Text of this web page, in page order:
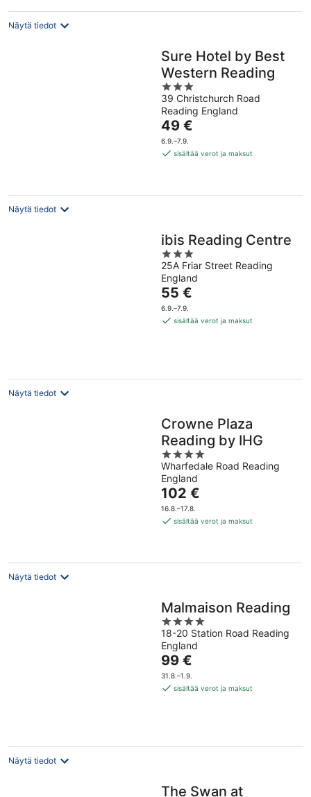
Näytä tiedot
Sure Hotel by Best
Western Reading
3
out
of
5
39 Christchurch Road
Reading England
Hinta
on
49 €
49 €
6.9.–7.9.
sisältää verot ja maksut
Näytä tiedot
ibis Reading Centre
3
out
of
5
25A Friar Street Reading
England
Hinta
on
55 €
55 €
6.9.–7.9.
sisältää verot ja maksut
Näytä tiedot
Crowne Plaza
Reading by IHG
4
out
of
5
Wharfedale Road Reading
England
Hinta
on
102 €
102 €
16.8.–17.8.
sisältää verot ja maksut
Näytä tiedot
Malmaison Reading
4
out
of
5
18-20 Station Road Reading
England
Hinta
on
99 €
99 €
31.8.–1.9.
sisältää verot ja maksut
Näytä tiedot
The Swan at